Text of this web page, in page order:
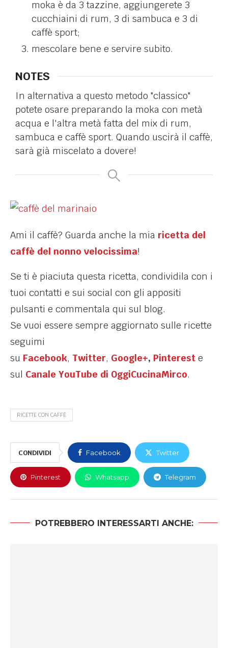
moka è da 3 tazzine, aggiungerete 3
cucchiaini di rum, 3 di sambuca e 3 di
caffè sport;
mescolare bene e servire subito.
NOTES
In alternativa a questo metodo "classico"
potete osare preparando la moka con metà
acqua e l'altra metà fatta del mix di rum,
sambuca e caffè sport. Quando uscirà il caffè,
sarà già miscelato a dovere!
Ami il caffè? Guarda anche la mia ricetta del
caffè del nonno velocissima!
Se ti è piaciuta questa ricetta, condividila con i
tuoi contatti e sui social con gli appositi
pulsanti e commentala qui sul blog.
Se vuoi essere sempre aggiornato sulle ricette
seguimi
su Facebook, Twitter, Google+, Pinterest e
sul Canale YouTube di OggiCucinaMirco.
RICETTE CON CAFFÈ
CONDIVIDI Facebook Twitter
Pinterest Whatsapp Telegram
POTREBBERO INTERESSARTI ANCHE: